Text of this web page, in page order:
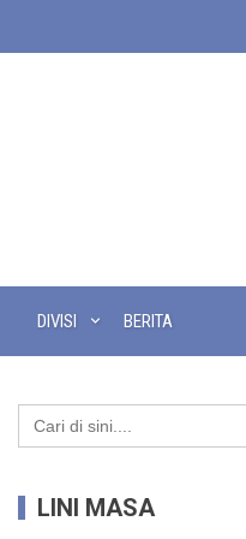
DIVISI BERITA
Search
for:
LINI MASA